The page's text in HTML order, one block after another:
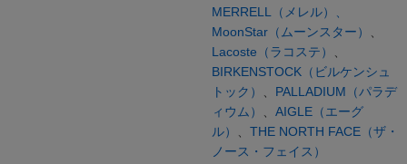
MERRELL（メレル）、
MoonStar（ムーンスター）
Lacoste（ラコステ）
BIRKENSTOCK（ビルケンシュ
トック）
PALLADIUM（パラデ
ィウム）
AIGLE（エーグ
ル）
THE NORTH FACE（ザ・
ノース・フェイス）